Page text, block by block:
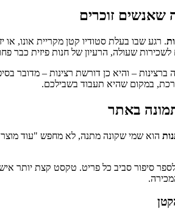
שאנשים זוכרים
. רגע שבו בעלת סטודיו קטן מקריית אונו,
שעולה, הרעיון של חנות פיזית
במקום שהיא תעבוד בשבילכם.
באתר
הוא שמי שקונה מתנה, לא מחפש "עוד
לספר סיפור סביב כל פריט. טקסט קצת